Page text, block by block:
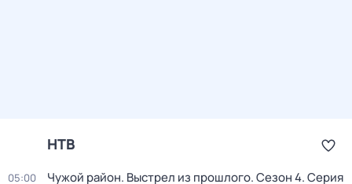
НТВ
05:00 Чужой район. Выстрел из прошлого. Сезон 4. Серия